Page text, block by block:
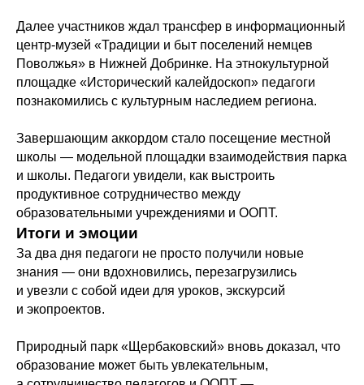
Далее участников ждал трансфер в информационный
центр‑музей «Традиции и быт поселений немцев
Поволжья» в Нижней Добринке. На этнокультурной
площадке «Исторический калейдоскоп» педагоги
познакомились с культурным наследием региона.
Завершающим аккордом стало посещение местной
школы — модельной площадки взаимодействия парка
и школы. Педагоги увидели, как выстроить
продуктивное сотрудничество между
образовательными учреждениями и ООПТ.
Итоги и эмоции
За два дня педагоги не просто получили новые
знания — они вдохновились, перезагрузились
и увезли с собой идеи для уроков, экскурсий
и экопроектов.
Природный парк «Щербаковский» вновь доказал, что
образование может быть увлекательным,